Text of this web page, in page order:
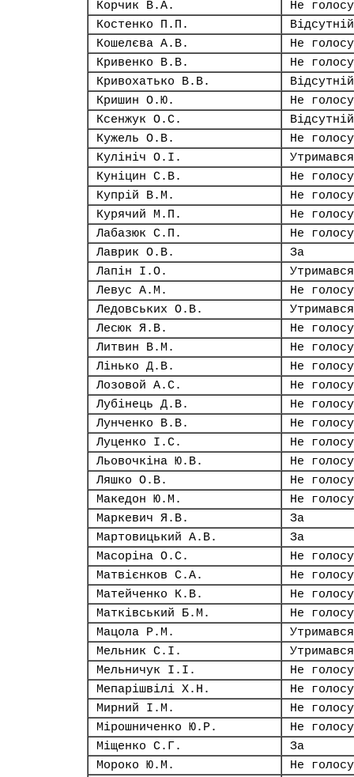
Корчик В.А.
Не
Костенко П.П.
Відсутній
Кошелєва А.В.
Не
Кривенко В.В.
Не
Кривохатько В.В.
Відсутній
Кришин О.Ю.
Не
Ксенжук О.С.
Відсутній
Кужель О.В.
Не
Кулініч О.І.
Утримався
Куніцин С.В.
Не
Купрій В.М.
Не
Курячий М.П.
Не
Лабазюк С.П.
Не
Лаврик О.В.
За
Лапін І.О.
Утримався
Левус А.М.
Не
Ледовських О.В.
Утримався
Лесюк Я.В.
Не
Литвин В.М.
Не
Лінько Д.В.
Не
Лозовой А.С.
Не
Лубінець Д.В.
Не
Лунченко В.В.
Не
Луценко І.С.
Не
Льовочкіна Ю.В.
Не
Ляшко О.В.
Не
Македон Ю.М.
Не
Маркевич Я.В.
За
Мартовицький А.В.
За
Масоріна О.С.
Не
Матвієнков С.А.
Не
Матейченко К.В.
Не
Матківський Б.М.
Не
Мацола Р.М.
Утримався
Мельник С.І.
Утримався
Мельничук І.І.
Не
Мепарішвілі Х.Н.
Не
Мирний І.М.
Не
Мірошниченко Ю.Р.
Не
Міщенко С.Г.
За
Мороко Ю.М.
Не